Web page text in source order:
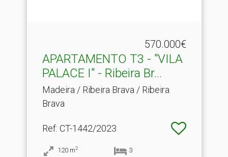
570.000€
APARTAMENTO T3 - "VILA
PALACE I" - Ribeira Br.​..
Madeira / Ribeira Brava / Ribeira
Brava
Ref: CT-1442/2023
120 m2 3